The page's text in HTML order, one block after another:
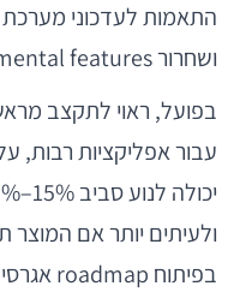
התאמות לעדכוני
ושחרור incremental features על בסיס שימוש אמיתי.
עבור אפליקציות רבות,
ולעיתים יותר אם המוצר
בפיתוח roadmap אגרסיבי.